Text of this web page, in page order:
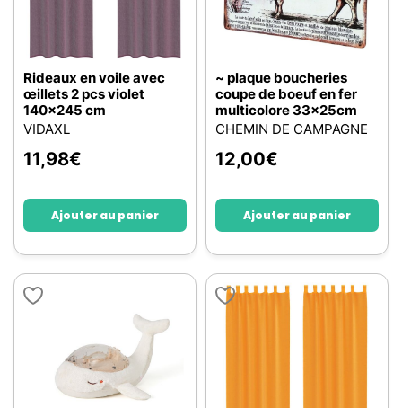
Rideaux en voile avec
œillets 2 pcs violet
140x245 cm
VIDAXL
11,98€
Ajouter au panier
~ plaque boucheries
coupe de boeuf en fer
multicolore 33x25cm
CHEMIN DE CAMPAGNE
12,00€
Ajouter au panier